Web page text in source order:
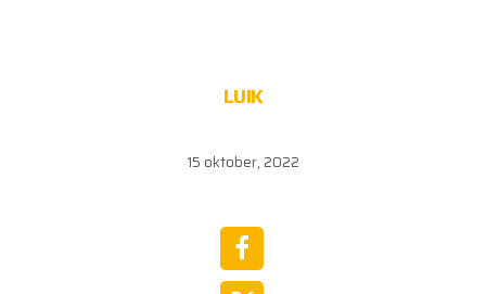
LUIK
15 oktober, 2022